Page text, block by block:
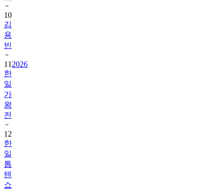
10
김
용
빈
11 2026
한
일
가
왕
전
12
한
일
톱
텐
쇼